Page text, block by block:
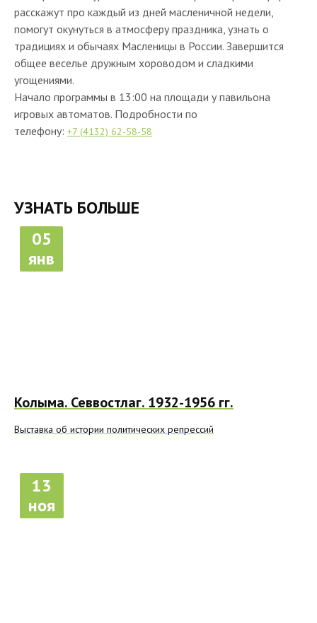
расскажут про каждый из дней масленичной недели,
помогут окунуться в атмосферу праздника, узнать о
традициях и обычаях Масленицы в России. Завершится
общее веселье дружным хороводом и сладкими
угощениями.
Начало программы в 13:00 на площади у павильона
игровых автоматов. Подробности по
телефону: +7 (4132) 62-58-58
УЗНАТЬ БОЛЬШЕ
05
янв
Колыма. Севвостлаг. 1932-1956 гг.
Выставка об истории политических репрессий
13
ноя